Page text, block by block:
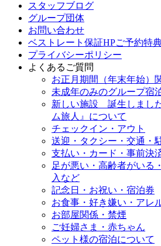
スタッフブログ
グループ団体
お問い合わせ
ベストレート保証HPご予約特
プライバシーポリシー
よくあるご質問
お正月期間（年末年始）
未成年のみのグループ宿
新しい施設 誕生しまし
ム旅人』について
チェックイン・アウト
送迎・タクシー・交通・
支払い・カード・事前決
足が悪い・高齢者がいる
入など
記念日・お祝い・宿泊券
お食事・好き嫌い・アレ
お部屋関係・禁煙
ご妊婦さま・赤ちゃん
ペット様の宿泊について